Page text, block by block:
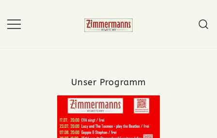
Inhalt
springen
Unser Programm